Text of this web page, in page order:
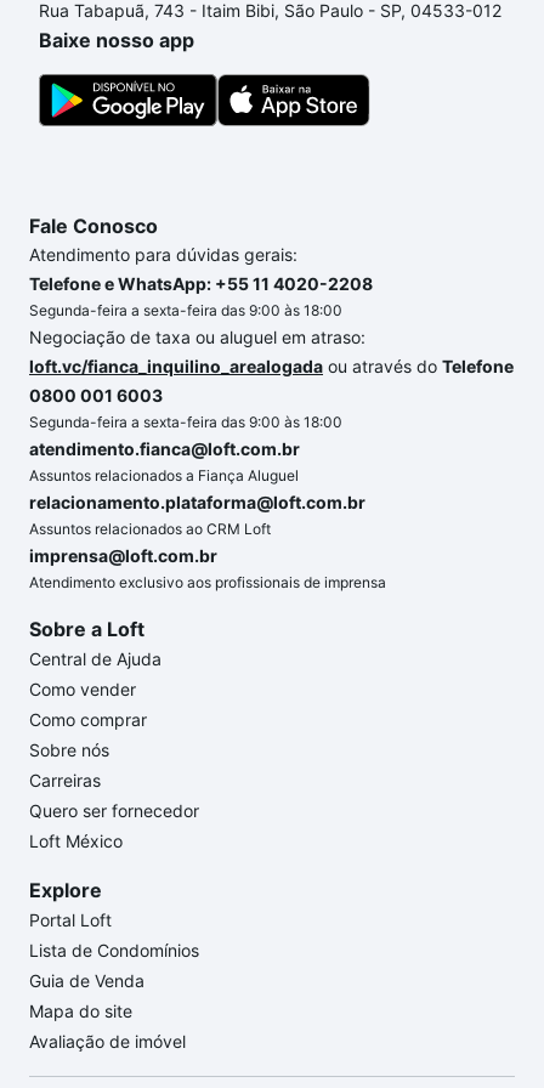
comprar um apartamento e conte com a gente para
comprar o imóvel dos seus sonhos com segurança e
conforto. Loft, com você até as chaves.
Rua Tabapuã, 743 - Itaim Bibi, São Paulo - SP, 04533-012
Baixe nosso app
Fale Conosco
Atendimento para dúvidas gerais:
Telefone e WhatsApp: +55 11 4020-2208
Segunda-feira a sexta-feira das 9:00 às 18:00
Negociação de taxa ou aluguel em atraso:
loft.vc/fianca_inquilino_arealogada ou através do Telefone
0800 001 6003
Segunda-feira a sexta-feira das 9:00 às 18:00
atendimento.fianca@loft.com.br
Assuntos relacionados a Fiança Aluguel
relacionamento.plataforma@loft.com.br
Assuntos relacionados ao CRM Loft
imprensa@loft.com.br
Atendimento exclusivo aos profissionais de imprensa
Sobre a Loft
Central de Ajuda
Como vender
Como comprar
Sobre nós
Carreiras
Quero ser fornecedor
Loft México
Explore
Portal Loft
Lista de Condomínios
Guia de Venda
Mapa do site
Avaliação de imóvel